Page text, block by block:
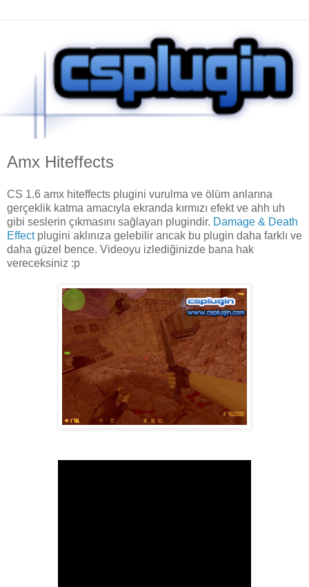
Amx Hiteffects
CS 1.6 amx hiteffects plugini vurulma ve ölüm anlarına
gerçeklik katma amacıyla ekranda kırmızı efekt ve ahh uh
gibi seslerin çıkmasını sağlayan plugindir. Damage & Death
Effectplugini aklınıza gelebilir ancak bu plugin daha farklı ve
daha güzel bence. Videoyu izlediğinizde bana hak
vereceksiniz :p